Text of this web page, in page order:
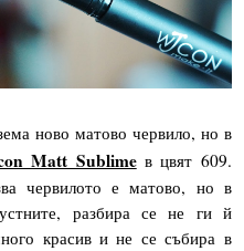
ново матово червило, но в
Matt Sublimeв цвят 609.
червилото е матово, но в
разбира се не ги й
красив и не се събира в